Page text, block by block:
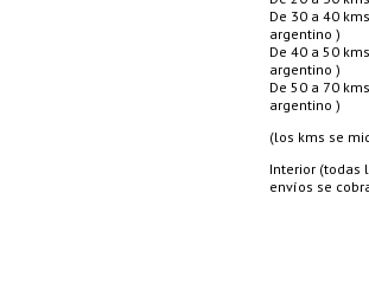
De 30 a 40
argentino )
De 40 a 50
argentino )
De 50 a 70
argentino )
(los kms se
Interior (todas
envíos se